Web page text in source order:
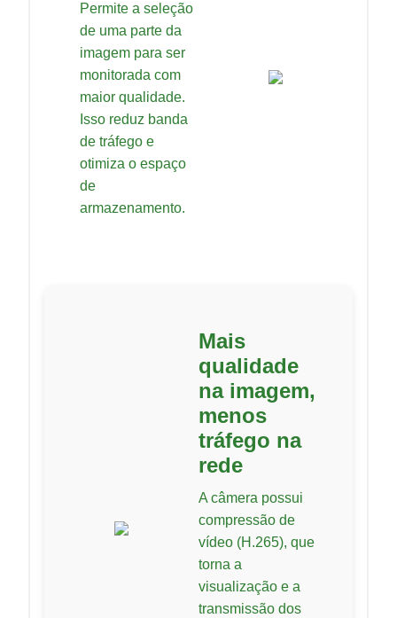
Permite a seleção
de uma parte da
imagem para ser
monitorada com
maior qualidade.
Isso reduz banda
de tráfego e
otimiza o espaço
de
armazenamento.
Mais
qualidade
na imagem,
menos
tráfego na
rede
A câmera possui
compressão de
vídeo (H.265), que
torna a
visualização e a
transmissão dos